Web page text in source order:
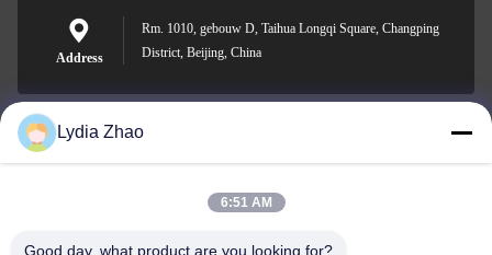
Address
Rm. 1010, gebouw D, Taihua Longqi Square, Changping
District, Beijing, China
jesingd@vip.sina.com
Lydia Zhao
6:51 AM
Good day, what product are you looking for?